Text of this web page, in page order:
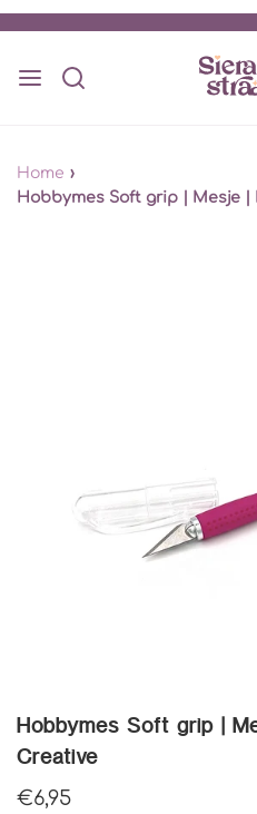
Home ›
Hobbymes Soft grip | Mesje |
Hobbymes Soft grip |
Creative
€6,95